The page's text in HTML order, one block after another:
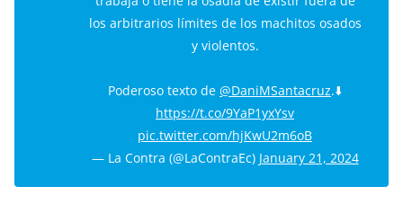
los arbitrarios límites de los machitos osados
y violentos.
Poderoso texto de @DaniMSantacruz.⬇️
https://t.co/9YaP1yxYsv
pic.twitter.com/hjKwU2m6oB
— La Contra (@LaContraEc) January 21, 2024